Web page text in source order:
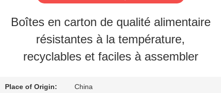
SUJET
DE
NOUS
VISITE
Boîtes en carton de qualité alimentaire
résistantes à la température,
recyclables et faciles à assembler
Place of Origin: China